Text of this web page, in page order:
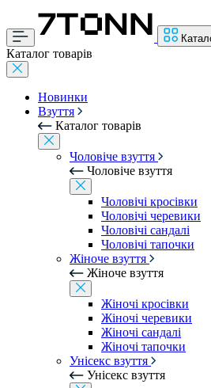
Каталог товарів
Новинки
Взуття
Каталог товарів
Чоловіче взуття
Чоловіче взуття
Чоловічі кросівки
Чоловічі черевики
Чоловічі сандалі
Чоловічі тапочки
Жіноче взуття
Жіноче взуття
Жіночі кросівки
Жіночі черевики
Жіночі сандалі
Жіночі тапочки
Унісекс взуття
Унісекс взуття